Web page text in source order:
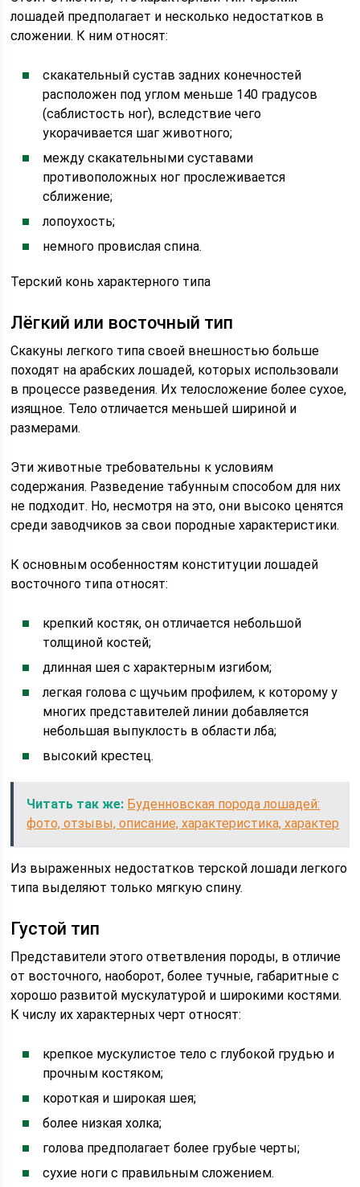
лошадей предполагает и несколько недостатков в
сложении. К ним относят:
скакательный сустав задних конечностей
расположен под углом меньше 140 градусов
(саблистость ног), вследствие чего
укорачивается шаг животного;
между скакательными суставами
противоположных ног прослеживается
сближение;
лопоухость;
немного провислая спина.
Терский конь характерного типа
Лёгкий или восточный тип
Скакуны легкого типа своей внешностью больше
походят на арабских лошадей, которых использовали
в процессе разведения. Их телосложение более сухое,
изящное. Тело отличается меньшей шириной и
размерами.
Эти животные требовательны к условиям
содержания. Разведение табунным способом для них
не подходит. Но, несмотря на это, они высоко ценятся
среди заводчиков за свои породные характеристики.
К основным особенностям конституции лошадей
восточного типа относят:
крепкий костяк, он отличается небольшой
толщиной костей;
длинная шея с характерным изгибом;
легкая голова с щучьим профилем, к которому у
многих представителей линии добавляется
небольшая выпуклость в области лба;
высокий крестец.
Читать так же: Буденновская порода лошадей:
фото, отзывы, описание, характеристика, характер
Из выраженных недостатков терской лошади легкого
типа выделяют только мягкую спину.
Густой тип
Представители этого ответвления породы, в отличие
от восточного, наоборот, более тучные, габаритные с
хорошо развитой мускулатурой и широкими костями.
К числу их характерных черт относят:
крепкое мускулистое тело с глубокой грудью и
прочным костяком;
короткая и широкая шея;
более низкая холка;
голова предполагает более грубые черты;
сухие ноги с правильным сложением.